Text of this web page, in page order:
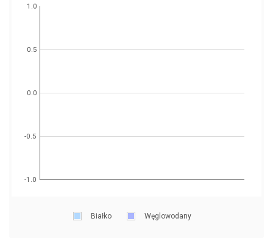
-1.0
-0.5
0.0
0.5
1.0
Białko Węglowodany